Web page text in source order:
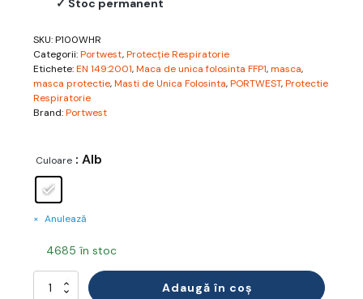
✓ Stoc permanent
SKU:P100WHR
Categorii:Portwest,Protecție Respiratorie
Etichete:EN 149:2001,Maca de unica folosinta FFP1,masca,
masca protectie,Masti de Unica Folosinta,PORTWEST,Protectie
Respiratorie
Brand:Portwest
Culoare : Alb
Anulează
4685 în stoc
Cantitate
Adaugă în coș